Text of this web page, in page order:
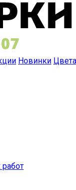
Новинки Цвета